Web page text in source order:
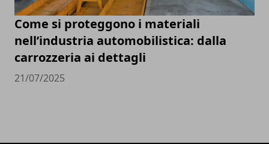
Come si proteggono i materiali
nell’industria automobilistica: dalla
carrozzeria ai dettagli
21/07/2025